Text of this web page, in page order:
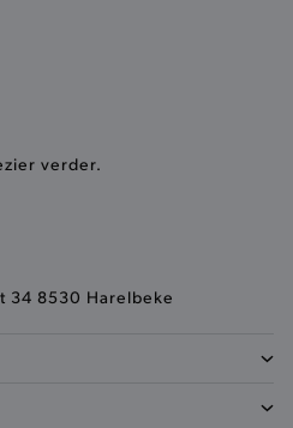
verder.
34 8530 Harelbeke
modal